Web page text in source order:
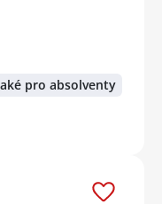
pro absolventy